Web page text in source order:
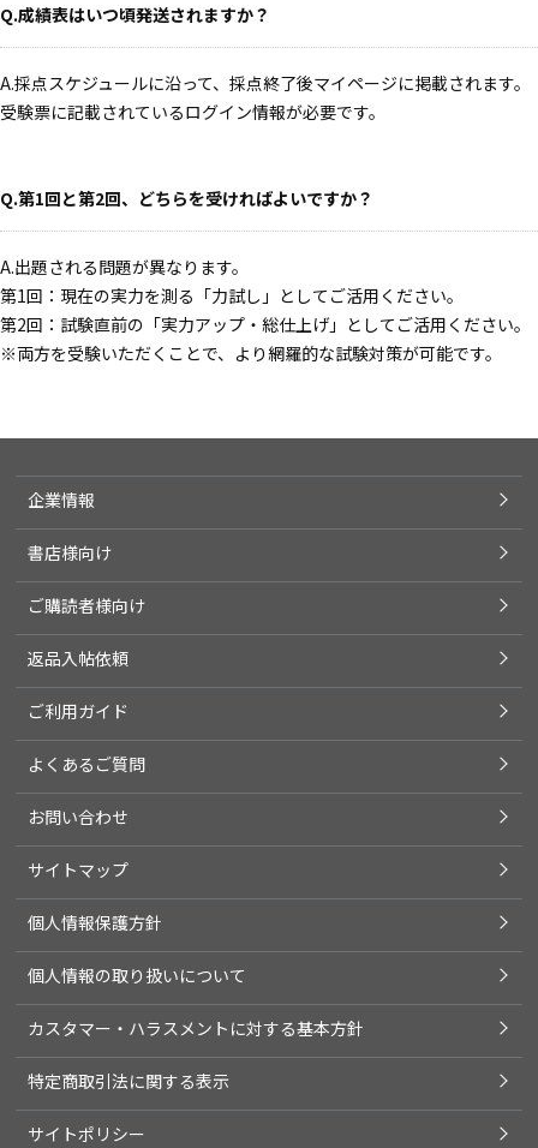
Q.成績表はいつ頃発送されますか？
A.採点スケジュールに沿って、採点終了後マイページに掲載されます。
受験票に記載されているログイン情報が必要です。
Q.第1回と第2回、どちらを受ければよいですか？
A.出題される問題が異なります。
第1回：現在の実力を測る「力試し」としてご活用ください。
第2回：試験直前の「実力アップ・総仕上げ」としてご活用ください。
※両方を受験いただくことで、より網羅的な試験対策が可能です。
企業情報
書店様向け
ご購読者様向け
返品入帖依頼
ご利用ガイド
よくあるご質問
お問い合わせ
サイトマップ
個人情報保護方針
個人情報の取り扱いについて
カスタマー・ハラスメントに対する基本方針
特定商取引法に関する表示
サイトポリシー